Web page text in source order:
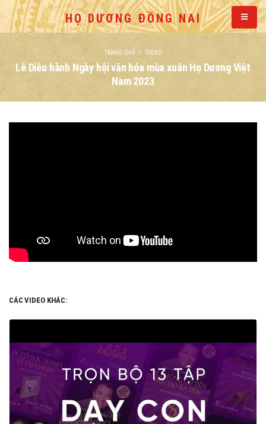
HỌ DƯƠNG ĐỒNG NAI
Lễ Diễu hành Ngày hội văn hóa mùa xuân Họ Dương Việt
Nam 2023
TRANG CHỦ VIDEO
CÁC VIDEO KHÁC: